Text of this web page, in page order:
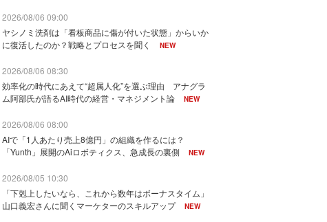
2026/08/06 09:00
ヤシノミ洗剤は「看板商品に傷が付いた状態」からいか
に復活したのか？戦略とプロセスを聞く
NEW
2026/08/06 08:30
効率化の時代にあえて“超属人化”を選ぶ理由 アナグラ
ム阿部氏が語るAI時代の経営・マネジメント論
NEW
2026/08/06 08:00
AIで「1人あたり売上8億円」の組織を作るには？
「Yunth」展開のAiロボティクス、急成長の裏側
NEW
2026/08/05 10:30
「下剋上したいなら、これから数年はボーナスタイム」
山口義宏さんに聞くマーケターのスキルアップ
NEW